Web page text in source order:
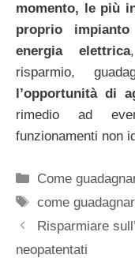
momento, le più
proprio
energia elettrica
risparmio,
l’opportunità di
rimedio ad
funzionamenti non
Categorie
Come
Tag
come
Risparmiare
neopatentati